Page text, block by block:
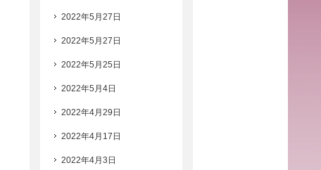
2022年5月27日
2022年5月27日
2022年5月25日
2022年5月4日
2022年4月29日
2022年4月17日
2022年4月3日